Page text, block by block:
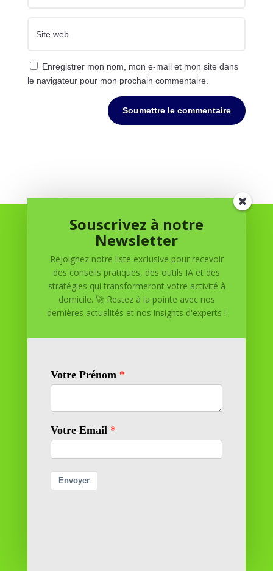
Enregistrer mon nom, mon e-mail et mon site dans
le navigateur pour mon prochain commentaire.
Soumettre le commentaire
Réussite à Domicile
pour atteindre vos objectifs depuis le confort de votre
Adresse
11 rue Richelieu
69100 VILLEURBANNE
Souscrivez à notre
Newsletter
Rejoignez notre liste exclusive pour recevoir
des conseils pratiques, des outils IA et des
stratégies qui transformeront votre activité à
domicile. 🚀 Restez à la pointe avec nos
dernières actualités et nos insights d'experts !